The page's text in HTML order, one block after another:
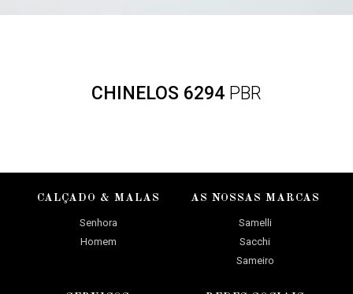
CHINELOS 6294 PBR
CALÇADO & MALAS
Senhora
Homem
AS NOSSAS MARCAS
Samelli
Sacchi
Sameiro